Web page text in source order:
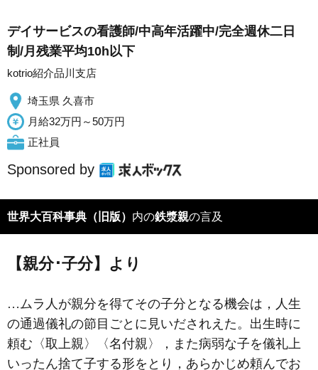
デイサービスの看護師/中高年活躍中/完全週休二日
制/月残業平均10h以下
kotrio紹介品川支店
埼玉県 久喜市
月給32万円～50万円
正社員
Sponsored by
世界大百科事典（旧版） 内の鉄漿親の言及
【親分･子分】より
…ムラ人が親分を得てその子分となる機会は，人生
の通過儀礼の節目ごとに見いだされえた。出生時に
頼む〈取上親〉〈名付親 〉，また病弱な子を儀礼上
いったん捨て子する形をとり，あらかじめ頼んでお